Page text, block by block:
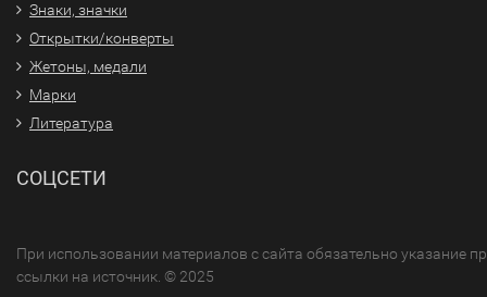
Знаки, значки
Открытки/конверты
Жетоны, медали
Марки
Литература
СОЦСЕТИ
При использовании материалов с сайта обязательно указание
ссылки на источник. © 2025